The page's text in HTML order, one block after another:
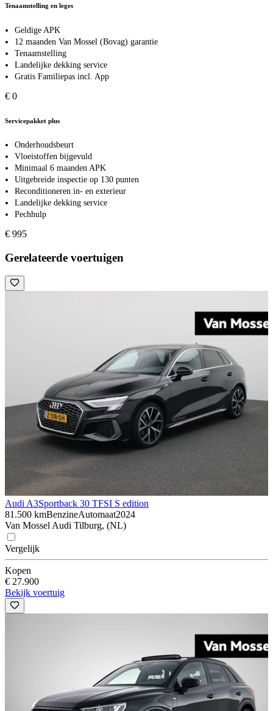
Tenaamstelling en leges
Geldige APK
12 maanden Van Mossel (Bovag) garantie
Tenaamstelling
Landelijke dekking service
Gratis Familiepas incl. App
€ 0
Servicepakket plus
Onderhoudsbeurt
Vloeistoffen bijgevuld
Minimaal 6 maanden APK
Uitgebreide inspectie op 130 punten
Reconditioneren in- en exterieur
Landelijke dekking service
Pechhulp
€ 995
Gerelateerde voertuigen
Audi A3Sportback 30 TFSI S edition
81.500 kmBenzineAutomaat2024
Van Mossel Audi Tilburg, (NL)
Vergelijk
Kopen
€ 27.900
Bekijk voertuig